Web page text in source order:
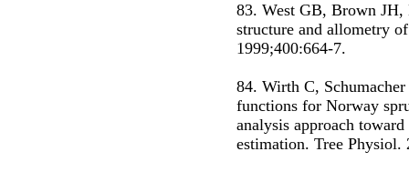
83. West GB, Brown JH,
structure and allometry
1999;400:664-7.
84. Wirth C,
functions for Norway
analysis approach
estimation. Tree Physiol.